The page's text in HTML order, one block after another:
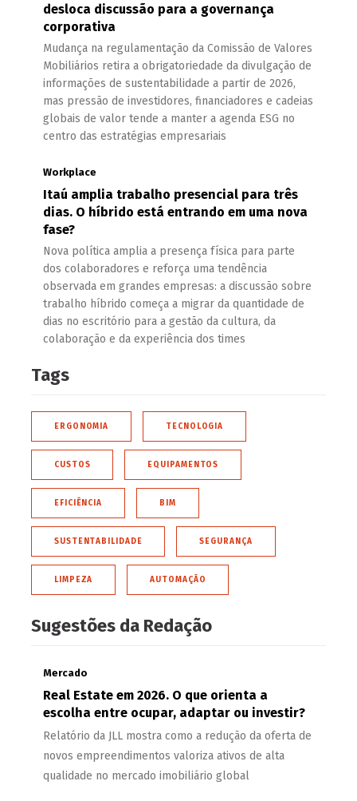
desloca discussão para a governança
corporativa
Mudança na regulamentação da Comissão de Valores
Mobiliários retira a obrigatoriedade da divulgação de
informações de sustentabilidade a partir de 2026,
mas pressão de investidores, financiadores e cadeias
globais de valor tende a manter a agenda ESG no
centro das estratégias empresariais
Workplace
Itaú amplia trabalho presencial para três
dias. O híbrido está entrando em uma nova
fase?
Nova política amplia a presença física para parte
dos colaboradores e reforça uma tendência
observada em grandes empresas: a discussão sobre
trabalho híbrido começa a migrar da quantidade de
dias no escritório para a gestão da cultura, da
colaboração e da experiência dos times
Tags
ERGONOMIA TECNOLOGIA
CUSTOS EQUIPAMENTOS
EFICIÊNCIA BIM
SUSTENTABILIDADE SEGURANÇA
LIMPEZA AUTOMAÇÃO
Sugestões da Redação
Mercado
Real Estate em 2026. O que orienta a
escolha entre ocupar, adaptar ou investir?
Relatório da JLL mostra como a redução da oferta de
novos empreendimentos valoriza ativos de alta
qualidade no mercado imobiliário global